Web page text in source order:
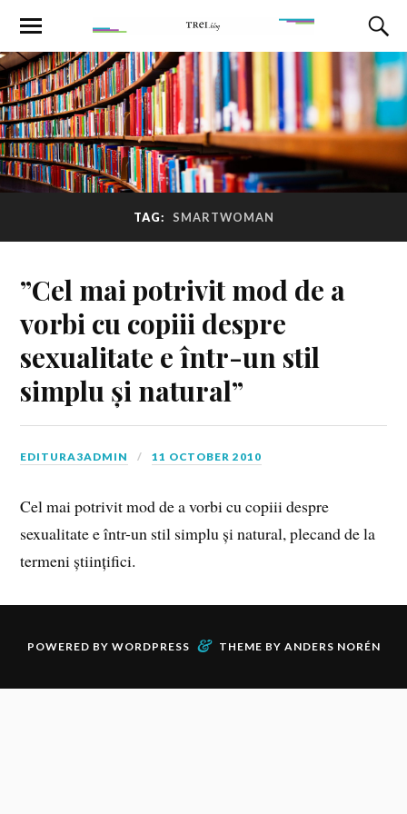
TAG: SMARTWOMAN
”Cel mai potrivit mod de a
vorbi cu copiii despre
sexualitate e într-un stil
simplu și natural”
EDITURA3ADMIN 11 OCTOBER 2010
Cel mai potrivit mod de a vorbi cu copiii despre
sexualitate e într-un stil simplu și natural, plecand de la
termeni științifici.
POWERED BY WORDPRESS & THEME BY ANDERS NORÉN